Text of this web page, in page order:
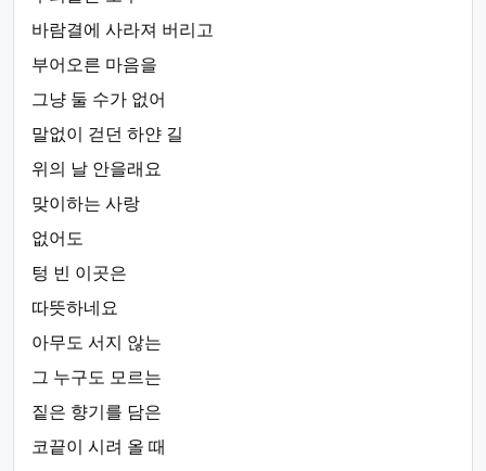
바람결에 사라져 버리고
부어오른 마음을
그냥 둘 수가 없어
말없이 걷던 하얀 길
위의 날 안을래요
맞이하는 사랑
없어도
텅 빈 이곳은
따뜻하네요
아무도 서지 않는
그 누구도 모르는
짙은 향기를 담은
코끝이 시려 올 때